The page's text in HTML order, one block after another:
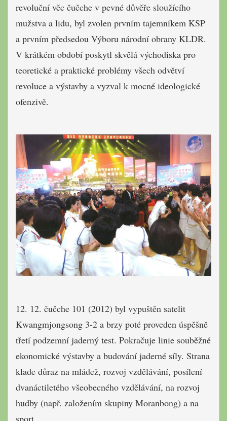
revoluční věc čučche v pevné důvěře sloužícího
mužstva a lidu, byl zvolen prvním tajemníkem KSP
a prvním předsedou Výboru národní obrany KLDR.
V krátkém období poskytl skvělá východiska pro
teoretické a praktické problémy všech odvětví
revoluce a výstavby a vyzval k mocné ideologické
ofenzivě.
12. 12. čučche 101 (2012) byl vypuštěn satelit
Kwangmjongsong 3-2 a brzy poté proveden úspěšně
třetí podzemní jaderný test. Pokračuje linie souběžné
ekonomické výstavby a budování jaderné síly. Strana
klade důraz na mládež, rozvoj vzdělávání, posílení
dvanáctiletého všeobecného vzdělávání, na rozvoj
hudby (např. založením skupiny Moranbong) a na